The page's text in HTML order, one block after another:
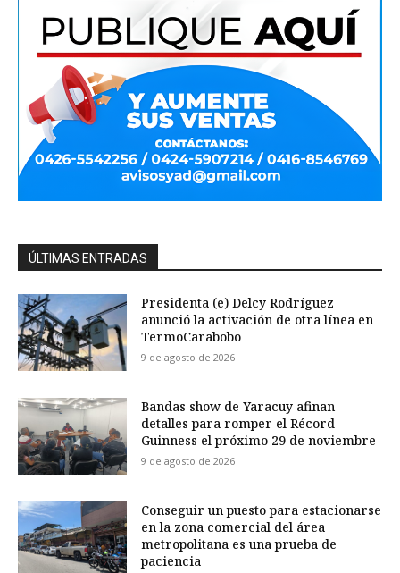
ÚLTIMAS ENTRADAS
Presidenta (e) Delcy Rodríguez
anunció la activación de otra línea en
TermoCarabobo
9 de agosto de 2026
Bandas show de Yaracuy afinan
detalles para romper el Récord
Guinness el próximo 29 de noviembre
9 de agosto de 2026
Conseguir un puesto para estacionarse
en la zona comercial del área
metropolitana es una prueba de
paciencia